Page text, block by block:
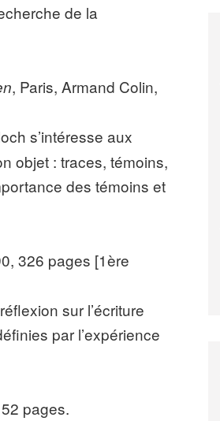
de la
, Paris, Armand Colin,
s’intéresse aux
objet : traces, témoins,
des témoins et
326 pages [1ère
sur l’écriture
par l’expérience
pages.